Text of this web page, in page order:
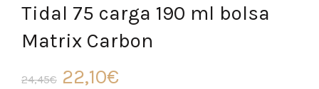
Tidal 75 carga 190 ml bolsa
Matrix Carbon
24,45€ El
22,10€